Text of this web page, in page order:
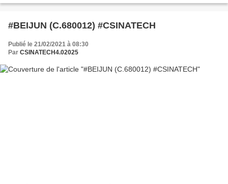
#BEIJUN (C.680012) #CSINATECH
Publié le 21/02/2021 à 08:30
Par CSINATECH4.02025